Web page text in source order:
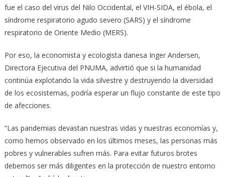
fue el caso del virus del Nilo Occidental, el VIH-SIDA, el ébola, el
síndrome respiratorio agudo severo (SARS) y el síndrome
respiratorio de Oriente Medio (MERS).
Por eso, la economista y ecologista danesa Inger Andersen,
Directora Ejecutiva del PNUMA, advirtió que si la humanidad
continúa explotando la vida silvestre y destruyendo la diversidad
de los ecosistemas, podría esperar un flujo constante de este tipo
de afecciones.
“Las pandemias devastan nuestras vidas y nuestras economías y,
como hemos observado en los últimos meses, las personas más
pobres y vulnerables sufren más. Para evitar futuros brotes
debemos ser más diligentes en la protección de nuestro entorno